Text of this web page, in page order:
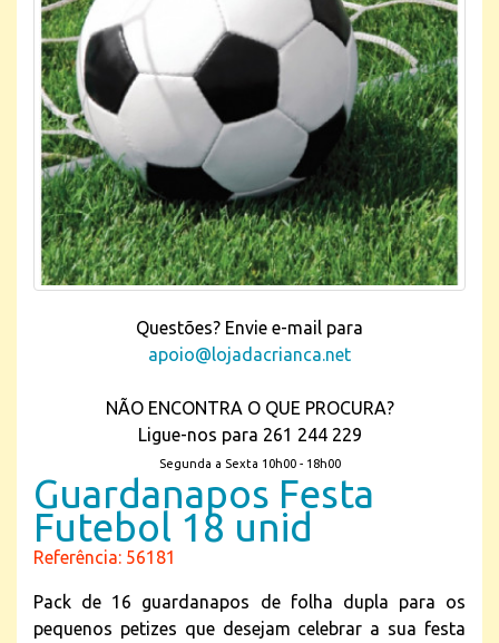
Questões? Envie e-mail para
apoio@lojadacrianca.net
NÃO ENCONTRA O QUE PROCURA?
Ligue-nos para 261 244 229
Segunda a Sexta 10h00 - 18h00
Guardanapos Festa
Futebol 18 unid
Referência: 56181
Pack de 16 guardanapos de folha dupla para os
pequenos petizes que desejam celebrar a sua festa